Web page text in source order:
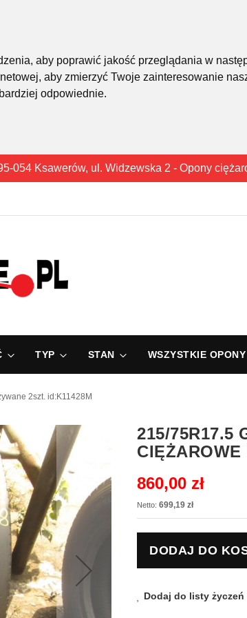
aby poprawić jakość przeglądania w
, aby zmierzyć Twoje zainteresowanie
odpowiednie.
054 Ksawerów, ul. Widzewska 2 - Opony
TYP STAN WSZYSTKIE OPONY
2szt. id:K11428M
215/75R17.5
CIĘŻAROWE
860,00 zł
699,19 zł
DODAJ DO
Dodaj do listy życzeń